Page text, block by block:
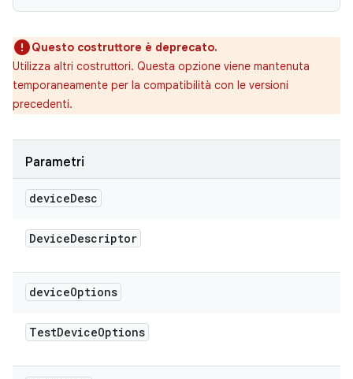
Questo costruttore è deprecato.
Utilizza altri costruttori. Questa opzione viene mantenuta
temporaneamente per la compatibilità con le versioni
precedenti.
Parametri
deviceDesc
DeviceDescriptor
deviceOptions
TestDeviceOptions